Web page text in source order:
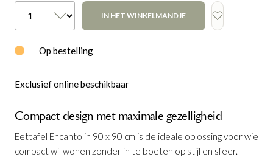
IN HET WINKELMANDJE
Op bestelling
Exclusief online beschikbaar
Compact design met maximale gezelligheid
Eettafel Encanto in 90 x 90 cm is de ideale oplossing voor wie
compact wil wonen zonder in te boeten op stijl en sfeer.